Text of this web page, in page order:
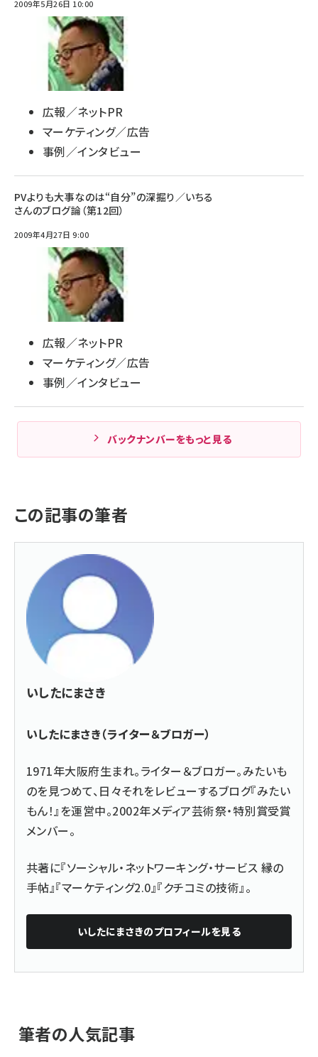
2009年5月26日 10:00
広報／ネットPR
マーケティング／広告
事例／インタビュー
PVよりも大事なのは“自分”の深掘り／いちる
さんのブログ論（第12回）
2009年4月27日 9:00
広報／ネットPR
マーケティング／広告
事例／インタビュー
バックナンバーをもっと見る
この記事の筆者
いしたにまさき
いしたにまさき（ライター＆ブロガー）
1971年大阪府生まれ。ライター＆ブロガー。みたいも
のを見つめて、日々それをレビューするブログ『みたい
もん！』を運営中。2002年メディア芸術祭・特別賞受賞
メンバー。
共著に『ソーシャル・ネットワーキング・サービス 縁の
手帖』『マーケティング2.0』『クチコミの技術』。
いしたにまさきのプロフィールを見る
筆者の人気記事